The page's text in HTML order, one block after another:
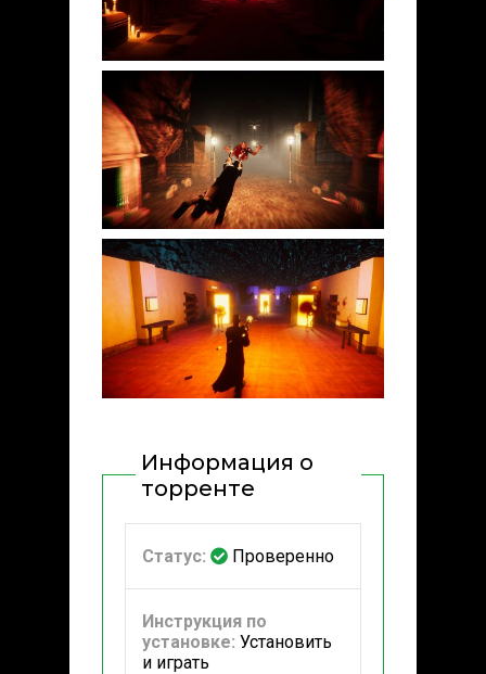
Информация о
торренте
Статус: Проверенно
Инструкция по
установке: Установить
и играть